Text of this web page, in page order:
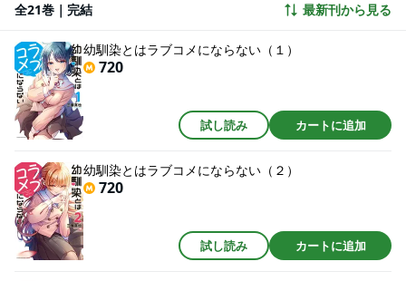
全21巻｜完結 最新刊から見る
幼馴染とはラブコメにならない（１）
720
試し読み カートに追加
幼馴染とはラブコメにならない（２）
720
試し読み カートに追加